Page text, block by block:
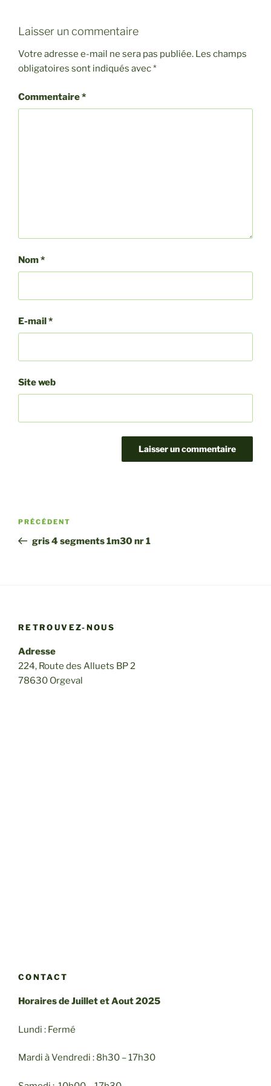
Laisser un commentaire
Votre adresse e-mail ne sera pas publiée. Les champs
obligatoires sont indiqués avec*
Commentaire*
Nom*
E-mail*
Site web
Navigation
l’article
Article
précédent
PRÉCÉDENT
gris 4 segments 1m30 nr 1
RETROUVEZ-NOUS
Adresse
224, Route des Alluets BP 2
78630 Orgeval
CONTACT
Horaires de Juillet et Aout 2025
Lundi : Fermé
Mardi à Vendredi : 8h30 – 17h30